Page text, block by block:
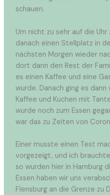
schauen.
Um nicht zu sehr auf die
danach einen Stellplatz in
nächsten Morgen wieder
dort dann den Rest der
es einen Kaffee und eine
wurde. Danach ging es
Kaffee und Kuchen mit
wurde noch zum Essen
war das zu Zeiten von
Einer musste einen Test
vorgezeigt, und ich
so wurden hier in Hamburg
Essen haben wir uns
Flensburg an die Grenze zu